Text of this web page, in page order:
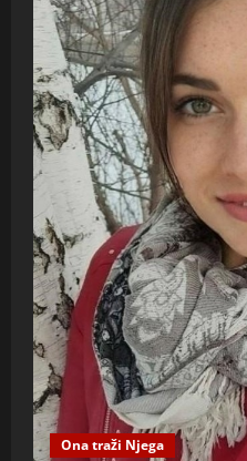
Ona traži Njega